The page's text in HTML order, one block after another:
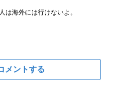
は海外には行けないよ。
メントする